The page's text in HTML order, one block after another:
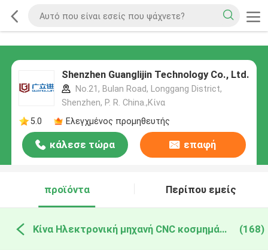
Shenzhen Guanglijin Technology Co., Ltd.
No.21, Bulan Road, Longgang District,
Shenzhen, P. R. China.,Κίνα
5.0
Ελεγχμένος προμηθευτής
κάλεσε τώρα επαφή
προϊόντα Περίπου εμείς
Κίνα Ηλεκτρονική μηχανή CNC κοσμημάτων (168)